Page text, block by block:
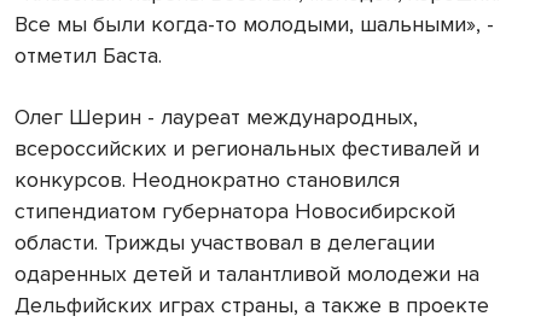
Все мы были когда-то молодыми, шальными», -
отметил Баста.
Олег Шерин - лауреат международных,
всероссийских и региональных фестивалей и
конкурсов. Неоднократно становился
стипендиатом губернатора Новосибирской
области. Трижды участвовал в делегации
одаренных детей и талантливой молодежи на
Дельфийских играх страны, а также в проекте